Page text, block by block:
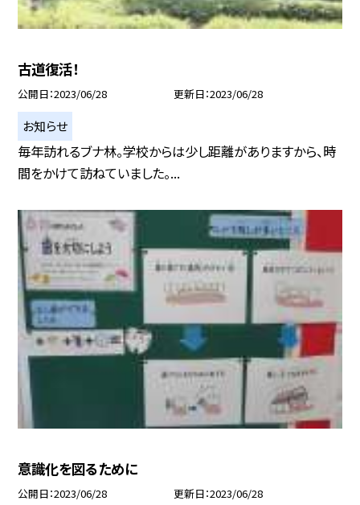
古道復活！
公開日 2023/06/28 更新日 2023/06/28
お知らせ
毎年訪れるブナ林。学校からは少し距離がありますから、時
間をかけて訪ねていました。...
意識化を図るために
公開日 2023/06/28 更新日 2023/06/28